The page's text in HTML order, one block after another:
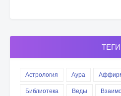
ТЕГИ
Астрология Аура
Библиотека
Веды